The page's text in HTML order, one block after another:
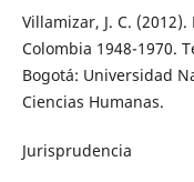
Villamizar, J. C.
Colombia 1948-1970.
Bogotá: Universidad
Ciencias Humanas.
Jurisprudencia